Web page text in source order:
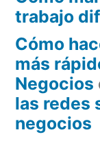
trabajo
Cómo
más
Negocios
las redes
negocios